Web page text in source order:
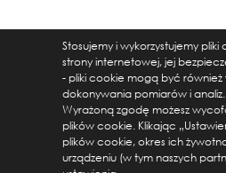
Stosujemy i wykorzystujemy
strony internetowej, jej
- pliki cookie mogą być
dokonywania pomiarów i analiz.
Wyrażoną zgodę możesz
plików cookie. Klikając
plików cookie, okres ich
urządzeniu (w tym naszych